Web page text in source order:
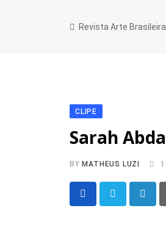
Revista Arte Brasileira
CLIPE
Sarah
BY MATHEUS LUZI